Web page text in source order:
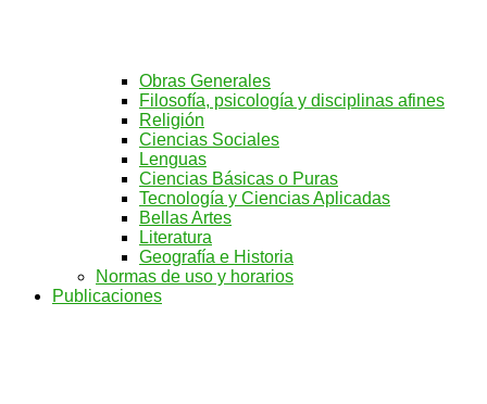
Obras Generales
Filosofía, psicología y disciplinas afines
Religión
Ciencias Sociales
Lenguas
Ciencias Básicas o Puras
Tecnología y Ciencias Aplicadas
Bellas Artes
Literatura
Geografía e Historia
Normas de uso y horarios
Publicaciones